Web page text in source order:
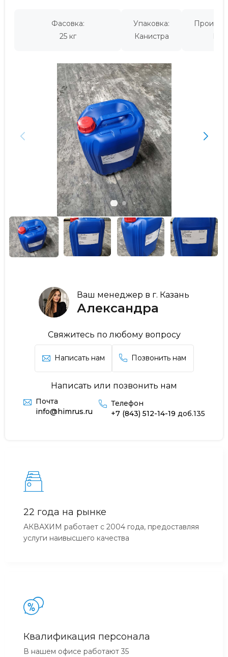
Ваш менеджер в г. Казань
Александра
Свяжитесь по любому вопросу
Написать нам Позвонить нам
Написать или позвонить нам
Почта
info@himrus.ru
Телефон
+7 (843) 512-14-19 доб.135
Фасовка:
25 кг
Упаковка:
Канистра
22 года на рынке
АКВАХИМ работает с 2004 года, предоставляя
услуги наивысшего качества
Квалификация персонала
В нашем офисе работают 35